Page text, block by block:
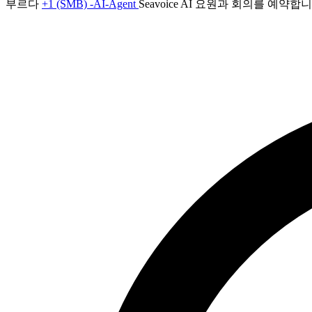
부르다 +1 (SMB) -AI-Agent Seavoice AI 요원과 회의를 예약합